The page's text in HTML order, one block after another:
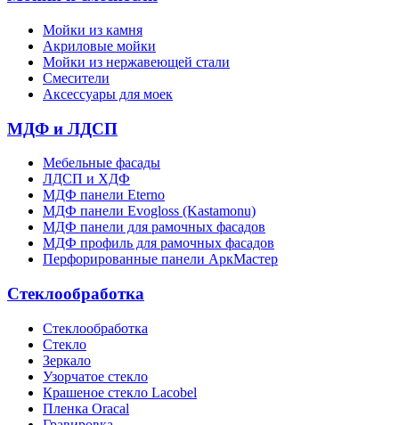
Мойки из камня
Акриловые мойки
Мойки из нержавеющей стали
Смесители
Аксессуары для моек
МДФ и ЛДСП
Мебельные фасады
ЛДСП и ХДФ
МДФ панели Eterno
МДФ панели Evogloss (Kastamonu)
МДФ панели для рамочных фасадов
МДФ профиль для рамочных фасадов
Перфорированные панели АркМастер
Стеклообработка
Стеклообработка
Стекло
Зеркало
Узорчатое стекло
Крашеное стекло Lacobel
Пленка Oracal